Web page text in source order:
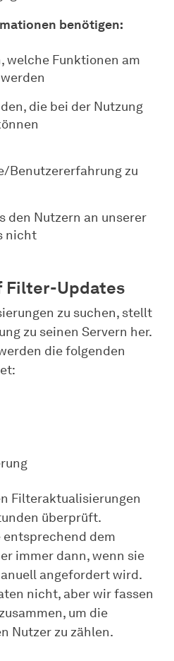
benötigen:
welche Funktionen am
die bei der Nutzung
Benutzererfahrung zu
den Nutzern an unserer
nicht
Filter-Updates
zu suchen, stellt
zu seinen Servern her.
die folgenden
Filteraktualisierungen
überprüft.
dem
immer dann, wenn sie
angefordert wird.
nicht, aber wir fassen
um die
Nutzer zu zählen.